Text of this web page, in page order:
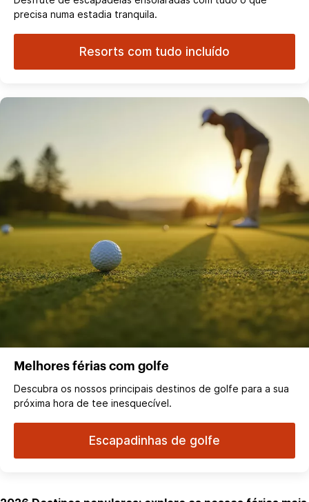
precisa numa estadia tranquila.
Resorts com tudo incluído
Melhores férias com golfe
Descubra os nossos principais destinos de golfe para a sua
próxima hora de tee inesquecível.
Escapadinhas de golfe